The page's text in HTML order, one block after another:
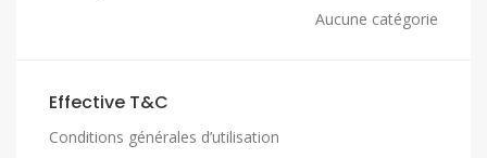
Aucune catégorie
Effective T&C
Conditions générales d’utilisation